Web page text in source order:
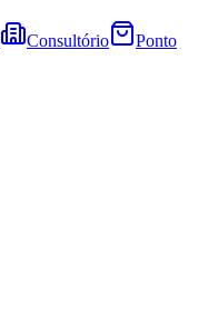
Consultório
Ponto